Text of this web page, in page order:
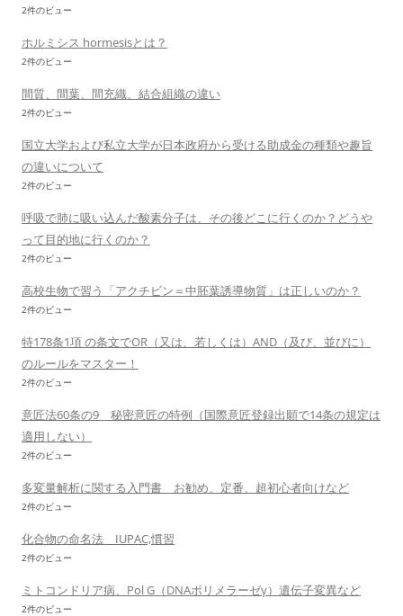
2件のビュー
ホルミシス hormesisとは？
2件のビュー
間質、間葉、間充織、結合組織の違い
2件のビュー
国立大学および私立大学が日本政府から受ける助成金の種類や趣旨
の違いについて
2件のビュー
呼吸で肺に吸い込んだ酸素分子は、その後どこに行くのか？どうや
って目的地に行くのか？
2件のビュー
高校生物で習う「アクチビン＝中胚葉誘導物質」は正しいのか？
2件のビュー
特178条1項 の条文でOR（又は、若しくは）AND（及び、並びに）
のルールをマスター！
2件のビュー
意匠法60条の9 秘密意匠の特例（国際意匠登録出願で14条の規定は
適用しない）
2件のビュー
多変量解析に関する入門書 お勧め、定番、超初心者向けなど
2件のビュー
化合物の命名法 IUPAC,慣習
2件のビュー
ミトコンドリア病、Pol G（DNAポリメラーゼγ）遺伝子変異など
2件のビュー